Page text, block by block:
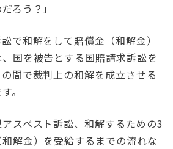
ろう？」
で和解をして賠償金（和解金）
国を被告とする国賠請求訴訟を
間で裁判上の和解を成立させる
。
スベスト訴訟、和解するための3
解金）を受給するまでの流れな